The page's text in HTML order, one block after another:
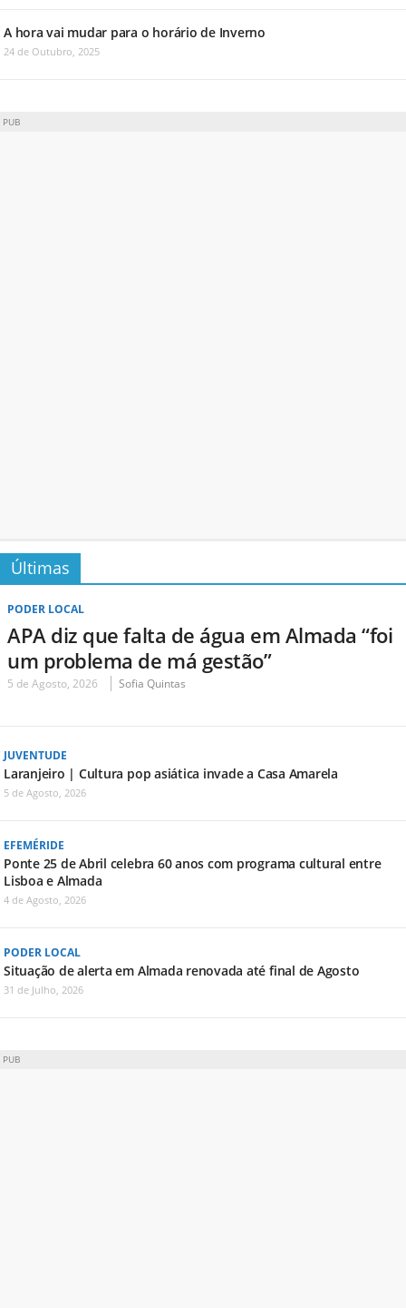
A hora vai mudar para o horário de Inverno
24 de Outubro, 2025
PUB
Últimas
PODER LOCAL
APA diz que falta de água em Almada “foi
um problema de má gestão”
5 de Agosto, 2026 Sofia Quintas
JUVENTUDE
Laranjeiro | Cultura pop asiática invade a Casa Amarela
5 de Agosto, 2026
EFEMÉRIDE
Ponte 25 de Abril celebra 60 anos com programa cultural entre
Lisboa e Almada
4 de Agosto, 2026
PODER LOCAL
Situação de alerta em Almada renovada até final de Agosto
31 de Julho, 2026
PUB